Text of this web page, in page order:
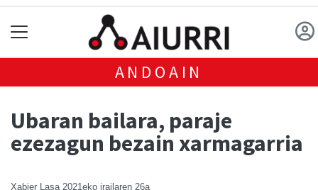
ANDOAIN
Ubaran bailara, paraje
ezezagun bezain xarmagarria
Xabier Lasa 2021eko irailaren 26a